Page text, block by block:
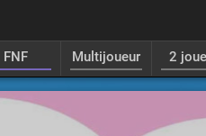
FNF Multijoueur 2